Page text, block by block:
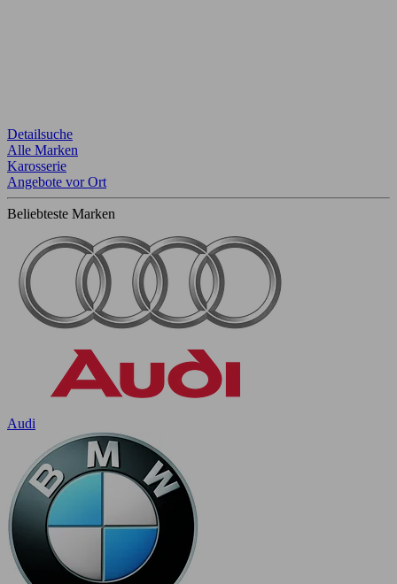
Detailsuche
Alle Marken
Karosserie
Angebote vor Ort
Beliebteste Marken
Audi